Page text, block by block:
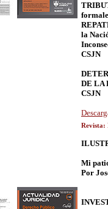
la
CSJN
DE LA
CSJN
Revista:
Mi
Por